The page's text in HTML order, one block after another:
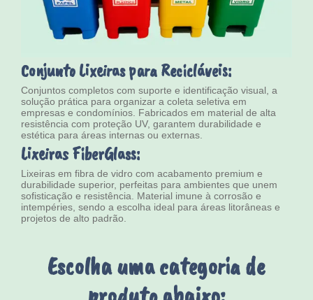
Conjunto Lixeiras para Recicláveis:
Conjuntos completos com suporte e identificação visual, a
solução prática para organizar a coleta seletiva em
empresas e condomínios. Fabricados em material de alta
resistência com proteção UV, garantem durabilidade e
estética para áreas internas ou externas.
Lixeiras FiberGlass:
Lixeiras em fibra de vidro com acabamento premium e
durabilidade superior, perfeitas para ambientes que unem
sofisticação e resistência. Material imune à corrosão e
intempéries, sendo a escolha ideal para áreas litorâneas e
projetos de alto padrão.
Escolha uma categoria de